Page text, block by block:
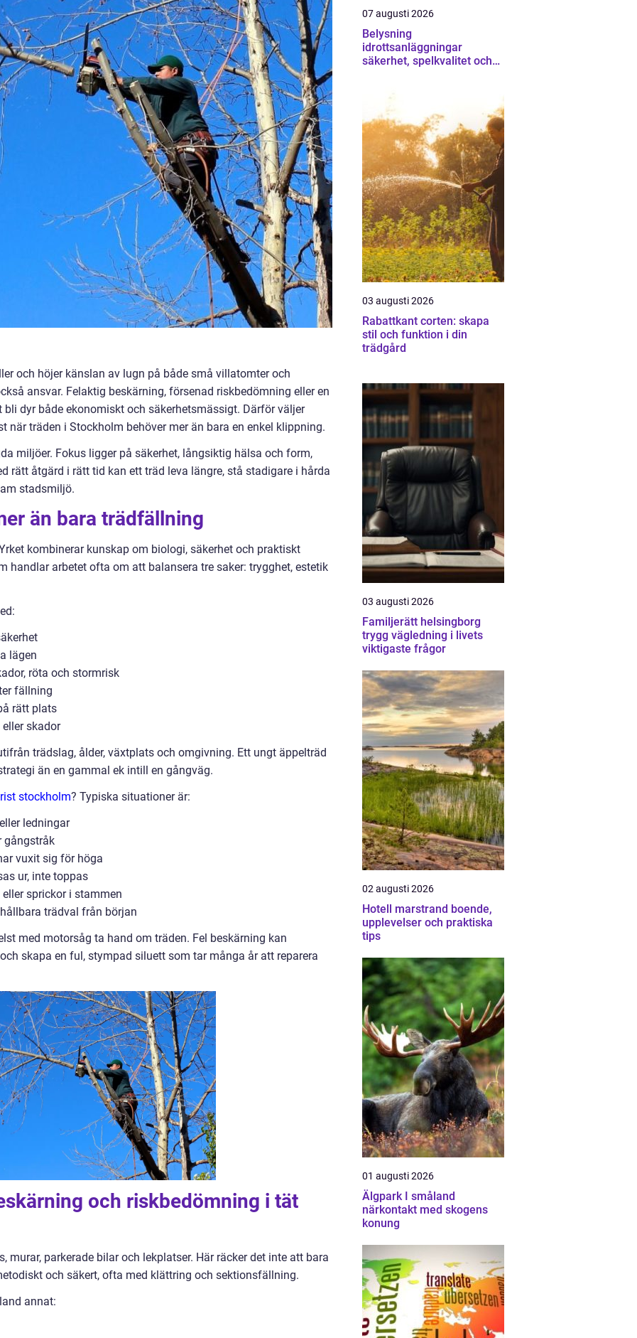
och höjer känslan av lugn på både små villatomter och
ansvar. Felaktig beskärning, försenad riskbedömning eller en
dyr både ekonomiskt och säkerhetsmässigt. Därför väljer
när träden i Stockholm behöver mer än bara en enkel klippning.
miljöer. Fokus ligger på säkerhet, långsiktig hälsa och form,
rätt åtgärd i rätt tid kan ett träd leva längre, stå stadigare i hårda
stadsmiljö.
än bara trädfällning
kombinerar kunskap om biologi, säkerhet och praktiskt
handlar arbetet ofta om att balansera tre saker: trygghet, estetik
lägen
röta och stormrisk
fällning
rätt plats
skador
trädslag, ålder, växtplats och omgivning. Ett ungt äppelträd
än en gammal ek intill en gångväg.
stockholm? Typiska situationer är:
ledningar
gångstråk
vuxit sig för höga
ur, inte toppas
sprickor i stammen
trädval från början
med motorsåg ta hand om träden. Fel beskärning kan
skapa en ful, stympad siluett som tar många år att reparera
och riskbedömning i tät
murar, parkerade bilar och lekplatser. Här räcker det inte att bara
och säkert, ofta med klättring och sektionsfällning.
annat:
07 augusti 2026
Belysning
idrottsanläggningar
säkerhet, spelkvalitet och
03 augusti 2026
Rabattkant corten: skapa
stil och funktion i din
trädgård
03 augusti 2026
Familjerätt helsingborg
trygg vägledning i livets
viktigaste frågor
02 augusti 2026
Hotell marstrand boende,
upplevelser och praktiska
tips
01 augusti 2026
Älgpark I småland
närkontakt med skogens
konung